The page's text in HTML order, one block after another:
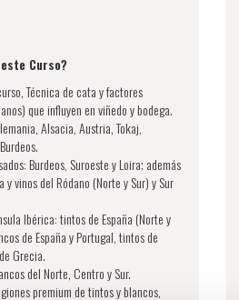
Curso?
Técnica de cata y factores
que influyen en viñedo y bodega.
Alsacia, Austria, Tokaj,
Burdeos, Suroeste y Loira; además
y vinos del Ródano (Norte y Sur) y Sur
Ibérica: tintos de España (Norte y
de España y Portugal, tintos de
Grecia.
del Norte, Centro y Sur.
premium de tintos y blancos,